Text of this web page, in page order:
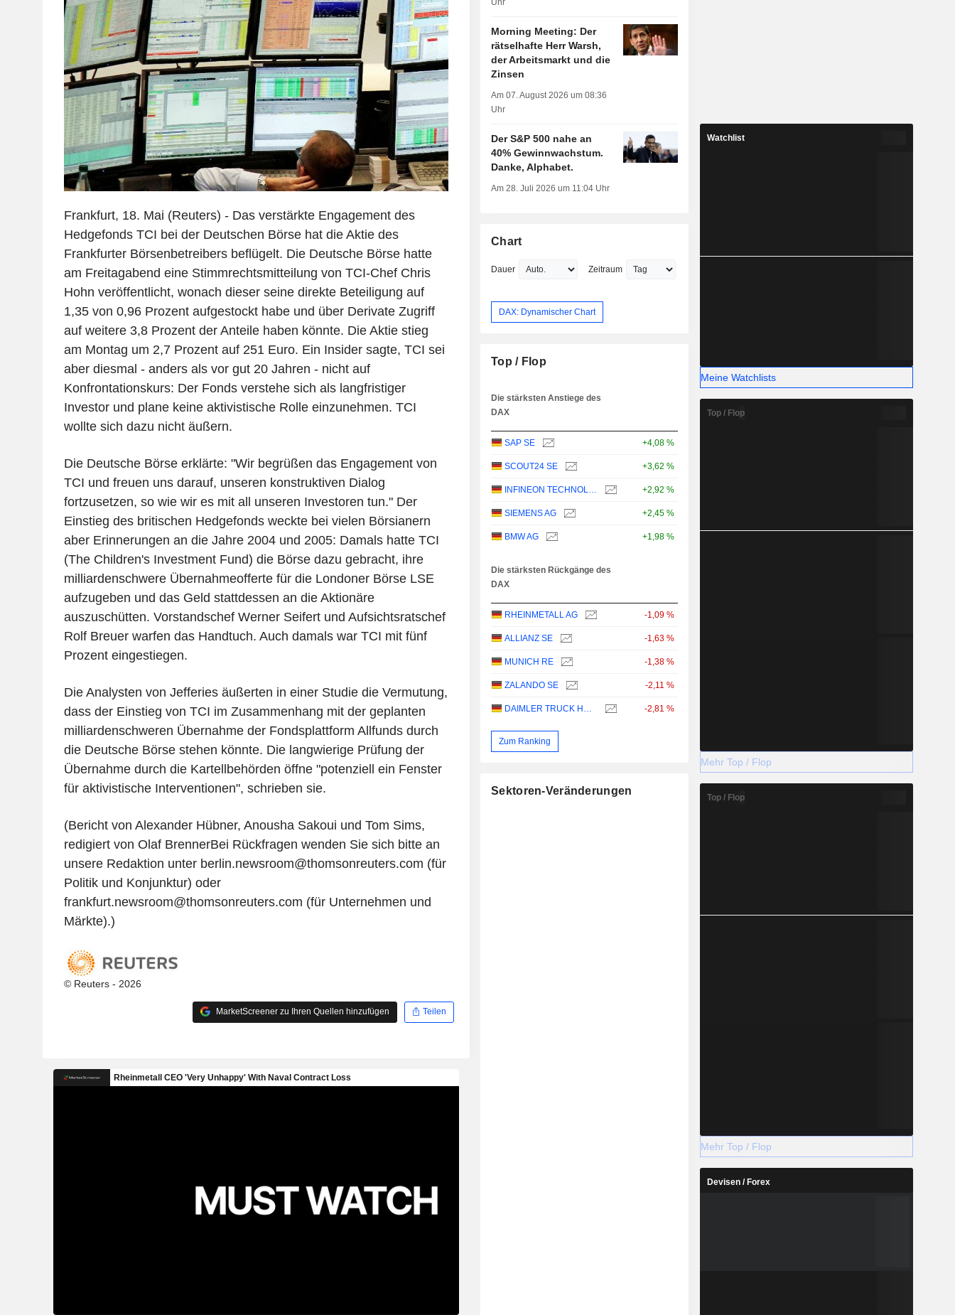
Frankfurt, 18. Mai (Reuters) - Das verstärkte Engagement des
Hedgefonds TCI bei der Deutschen Börse hat die Aktie des
Frankfurter Börsenbetreibers beflügelt. Die Deutsche Börse hatte
am Freitagabend eine Stimmrechtsmitteilung von TCI-Chef Chris
Hohn veröffentlicht, wonach dieser seine direkte Beteiligung auf
1,35 von 0,96 Prozent aufgestockt habe und über Derivate Zugriff
auf weitere 3,8 Prozent der Anteile haben könnte. Die Aktie stieg
am Montag um 2,7 Prozent auf 251 Euro. Ein Insider sagte, TCI sei
aber diesmal - anders als vor gut 20 Jahren - nicht auf
Konfrontationskurs: Der Fonds verstehe sich als langfristiger
Investor und plane keine aktivistische Rolle einzunehmen. TCI
wollte sich dazu nicht äußern.
Die Deutsche Börse erklärte: "Wir begrüßen das Engagement von
TCI und freuen uns darauf, unseren konstruktiven Dialog
fortzusetzen, so wie wir es mit all unseren Investoren tun." Der
Einstieg des britischen Hedgefonds weckte bei vielen Börsianern
aber Erinnerungen an die Jahre 2004 und 2005: Damals hatte TCI
(The Children's Investment Fund) die Börse dazu gebracht, ihre
milliardenschwere Übernahmeofferte für die Londoner Börse LSE
aufzugeben und das Geld stattdessen an die Aktionäre
auszuschütten. Vorstandschef Werner Seifert und Aufsichtsratschef
Rolf Breuer warfen das Handtuch. Auch damals war TCI mit fünf
Prozent eingestiegen.
Die Analysten von Jefferies äußerten in einer Studie die Vermutung,
dass der Einstieg von TCI im Zusammenhang mit der geplanten
milliardenschweren Übernahme der Fondsplattform Allfunds durch
die Deutsche Börse stehen könnte. Die langwierige Prüfung der
Übernahme durch die Kartellbehörden öffne "potenziell ein Fenster
für aktivistische Interventionen", schrieben sie.
(Bericht von Alexander Hübner, Anousha Sakoui und Tom Sims,
redigiert von Olaf BrennerBei Rückfragen wenden Sie sich bitte an
unsere Redaktion unter berlin.newsroom@thomsonreuters.com (für
Politik und Konjunktur) oder
frankfurt.newsroom@thomsonreuters.com (für Unternehmen und
Märkte).)
© Reuters - 2026
MarketScreener zu Ihren Quellen hinzufügen Teilen
Uhr
Morning Meeting: Der
rätselhafte Herr Warsh,
der Arbeitsmarkt und die
Zinsen
Am 07. August 2026 um 08:36
Uhr
Der S&P 500 nahe an
40% Gewinnwachstum.
Danke, Alphabet.
Am 28. Juli 2026 um 11:04 Uhr
Chart
Dauer Zeitraum
DAX: Dynamischer Chart
Top / Flop
Die stärksten Anstiege des
DAX
SAP SE +4,08 %
SCOUT24 SE +3,62 %
INFINEON TECHNOLOGIES AG +2,92 %
SIEMENS AG +2,45 %
BMW AG +1,98 %
Die stärksten Rückgänge des
DAX
RHEINMETALL AG -1,09 %
ALLIANZ SE -1,63 %
MUNICH RE -1,38 %
ZALANDO SE -2,11 %
DAIMLER TRUCK HOLDING AG -2,81 %
Zum Ranking
Sektoren-Veränderungen
Watchlist
Meine Watchlists
Top / Flop
Mehr Top / Flop
Top / Flop
Mehr Top / Flop
Devisen / Forex